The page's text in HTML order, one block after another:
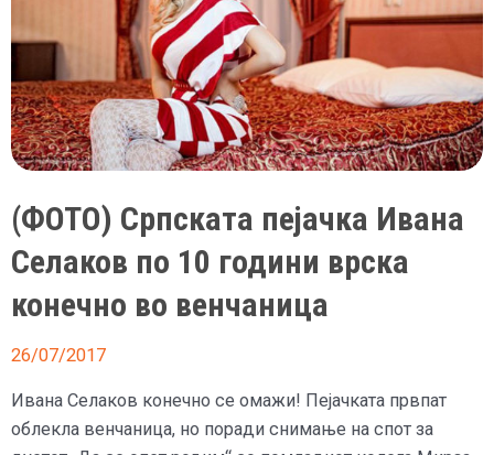
(ФОТО) Српската пејачка Ивана
Селаков по 10 години врска
конечно во венчаница
26/07/2017
Ивана Селаков конечно се омажи! Пејачката првпат
облекла венчаница, но поради снимање на спот за